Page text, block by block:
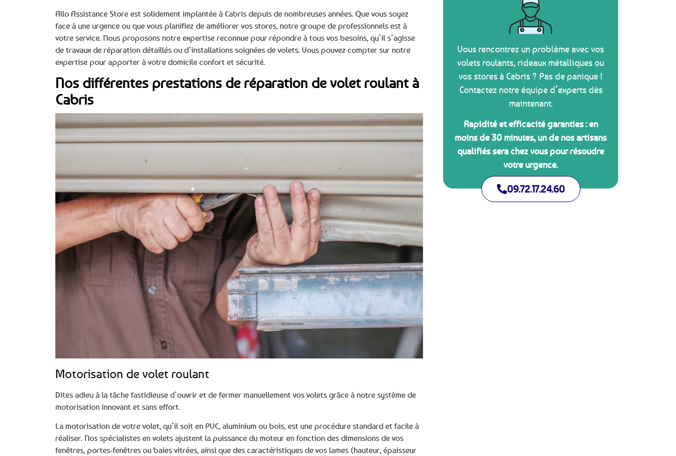
Allo Assistance Store est solidement implantée à Cabris depuis de nombreuses années. Que vous soyez
face à une urgence ou que vous planifiez de améliorer vos stores, notre groupe de professionnels est à
votre service. Nous proposons notre expertise reconnue pour répondre à tous vos besoins, qu’il s’agisse
de travaux de réparation détaillés ou d’installations soignées de volets. Vous pouvez compter sur notre
expertise pour apporter à votre domicile confort et sécurité.
Nos différentes prestations de réparation de volet roulant à
Cabris
Motorisation de volet roulant
Dites adieu à la tâche fastidieuse d’ouvrir et de fermer manuellement vos volets grâce à notre système de
motorisation innovant et sans effort.
La motorisation de votre volet, qu’il soit en PVC, aluminium ou bois, est une procédure standard et facile à
réaliser. Nos spécialistes en volets ajustent la puissance du moteur en fonction des dimensions de vos
fenêtres, portes-fenêtres ou baies vitrées, ainsi que des caractéristiques de vos lames (hauteur, épaisseur
Vous rencontrez un problème avec vos
volets roulants, rideaux métalliques ou
vos stores à Cabris ? Pas de panique !
Contactez notre équipe d’experts dès
maintenant.
Rapidité et efficacité garanties : en
moins de 30 minutes, un de nos artisans
qualifiés sera chez vous pour résoudre
votre urgence.
09.72.17.24.60